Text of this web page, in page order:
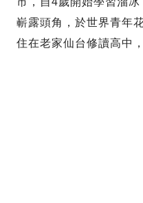
嶄露頭角，於世界青年
住在老家仙台修讀高中